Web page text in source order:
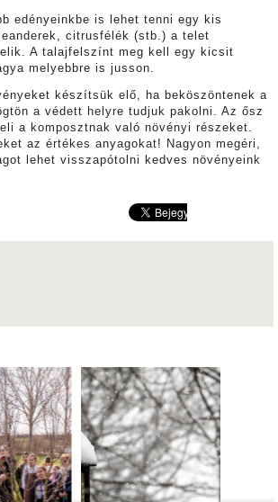
edényeinkbe is lehet tenni egy kis
citrusfélék (stb.) a telet
A talajfelszínt meg kell egy kicsit
melyebbre is jusson.
készítsük elő, ha beköszöntenek a
a védett helyre tudjuk pakolni. Az ősz
a komposztnak való növényi részeket.
az értékes anyagokat! Nagyon megéri,
lehet visszapótolni kedves növényeink